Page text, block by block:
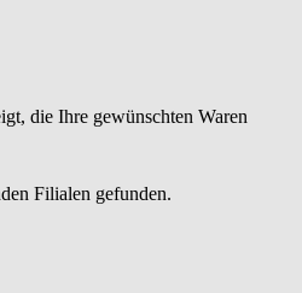
die Ihre gewünschten Waren
Filialen gefunden.